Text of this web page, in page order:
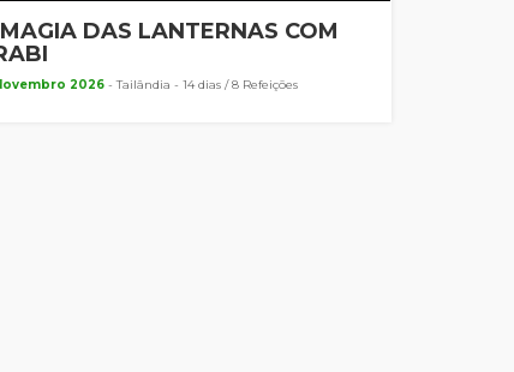
DAS LANTERNAS COM
2026 - Tailândia - 14 dias / 8 Refeições